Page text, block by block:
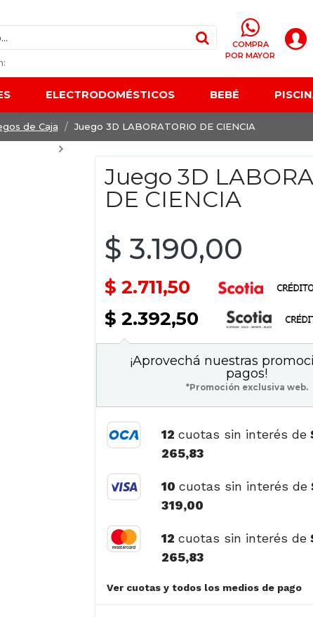
COMPRA
POR MAYOR
ELECTRODOMÉSTICOS BEBÉ
de Caja Juego 3D LABORATORIO DE CIENCIA
Juego 3D
DE CIENCIA
$ 3.190,00
$ 2.711,50
$ 2.392,50
¡Aprovechá nuestras
pagos!
*Promoción exclusiva web.
12cuotas sin interés de
265,83
10cuotas sin interés de
319,00
12cuotas sin interés de
265,83
Ver cuotas y todos los medios de pago